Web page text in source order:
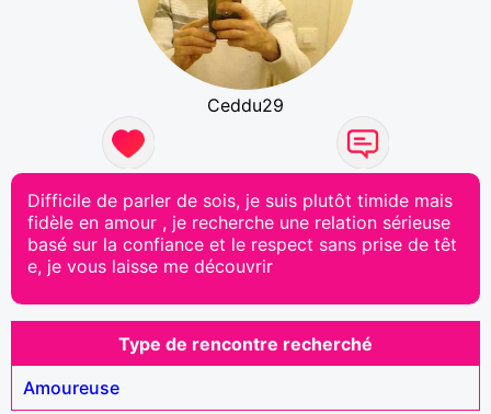
Ceddu29
Difficile de parler de sois, je suis plutôt timide mais
fidèle en amour , je recherche une relation sérieuse
basé sur la confiance et le respect sans prise de têt
e, je vous laisse me découvrir
Type de rencontre recherché
Amoureuse